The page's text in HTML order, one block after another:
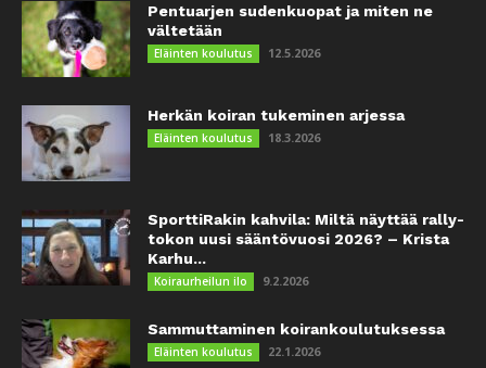
Pentuarjen sudenkuopat ja miten ne
vältetään
Eläinten koulutus 12.5.2026
Herkän koiran tukeminen arjessa
Eläinten koulutus 18.3.2026
SporttiRakin kahvila: Miltä näyttää rally-
tokon uusi sääntövuosi 2026? – Krista
Karhu...
Koiraurheilun ilo 9.2.2026
Sammuttaminen koirankoulutuksessa
Eläinten koulutus 22.1.2026